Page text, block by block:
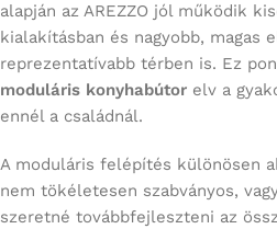
alapján az AREZZO jól működik
kialakításban és nagyobb, magas
reprezentatívabb térben is. Ez
moduláris konyhabútor elv a
ennél a családnál.
A moduláris felépítés különösen
nem tökéletesen szabványos,
szeretné továbbfejleszteni az